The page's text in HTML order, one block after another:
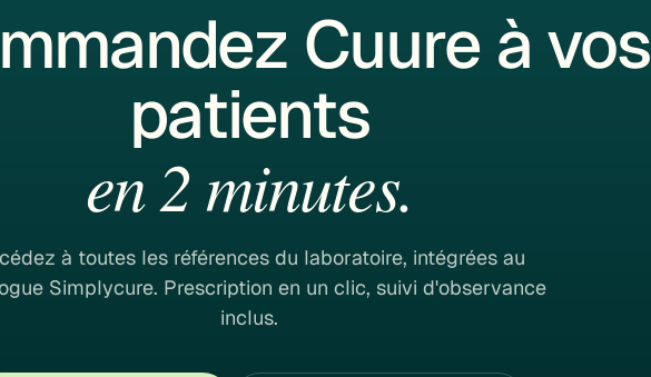
Cuure à vos
patients
en 2 minutes.
à toutes les références du laboratoire, intégrées au
Simplycure. Prescription en un clic, suivi d'observance
inclus.